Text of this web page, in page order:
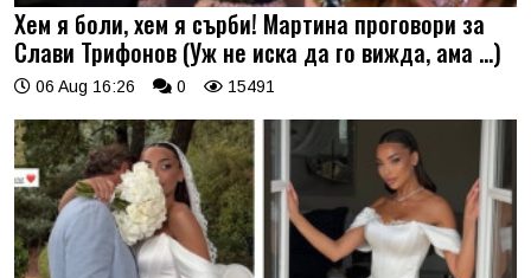
Хем я боли, хем я сърби! Мартина проговори за
Слави Трифонов (Уж не иска да го вижда, ама …)
06 Aug 16:26 0 15491